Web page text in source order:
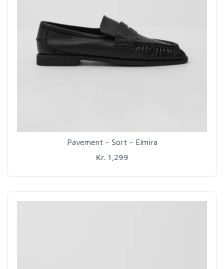
Pavement - Sort - Elmira
Kr. 1,299